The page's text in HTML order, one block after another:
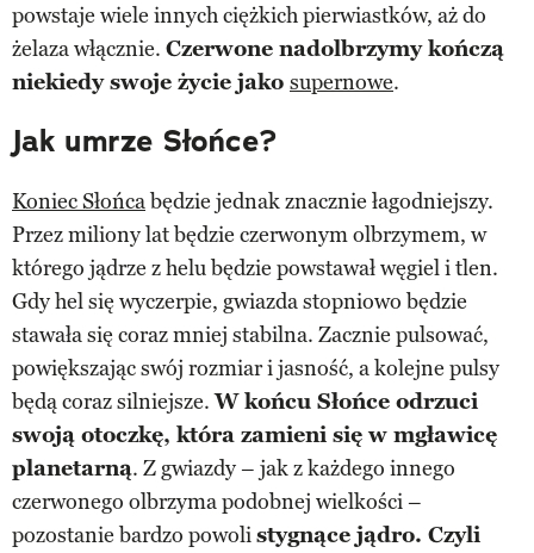
powstaje wiele innych ciężkich pierwiastków, aż do
żelaza włącznie. Czerwone nadolbrzymy kończą
niekiedy swoje życie jako supernowe.
Jak umrze Słońce?
Koniec Słońcabędzie jednak znacznie łagodniejszy.
Przez miliony lat będzie czerwonym olbrzymem, w
którego jądrze z helu będzie powstawał węgiel i tlen.
Gdy hel się wyczerpie, gwiazda stopniowo będzie
stawała się coraz mniej stabilna. Zacznie pulsować,
powiększając swój rozmiar i jasność, a kolejne pulsy
będą coraz silniejsze.W końcu Słońce odrzuci
swoją otoczkę, która zamieni się w mgławicę
planetarną. Z gwiazdy – jak z każdego innego
czerwonego olbrzyma podobnej wielkości –
pozostanie bardzo powolistygnące jądro. Czyli